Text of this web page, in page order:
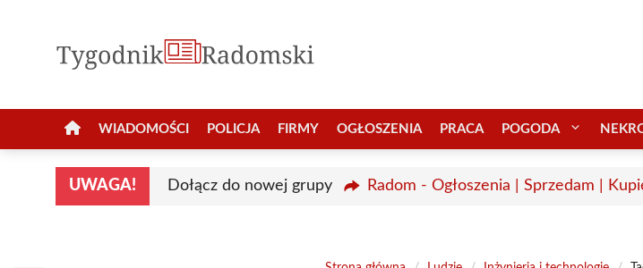
WIADOMOŚCI POLICJA FIRMY OGŁOSZENIA PRACA POGODA
UWAGA! Dołącz do nowej grupy Radom - Ogłoszenia | Sprzedam |